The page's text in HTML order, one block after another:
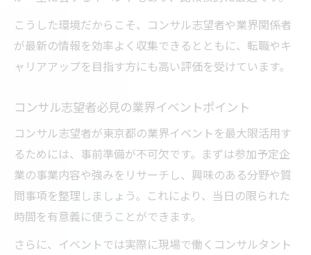
コンサル業界イベントで得るスキルアップ
術
キャリア形成に効くコンサルイベント体験
業界イベントで広がるコンサルネットワー
ク
コンサルの専門性が際立つ東京都内イベントガ
イド
専門性が高いコンサルイベントの選び方
東京都内で注目のコンサル専門イベントと
は
こうした環境だからこそ、コンサル志望者や業界関係者
が最新の情報を効率よく収集できるとともに、転職やキ
ャリアアップを目指す方にも高い評価を受けています。
コンサル志望者必見の業界イベントポイント
コンサル志望者が東京都の業界イベントを最大限活用す
るためには、事前準備が不可欠です。まずは参加予定企
業の事業内容や強みをリサーチし、興味のある分野や質
問事項を整理しましょう。これにより、当日の限られた
時間を有意義に使うことができます。
さらに、イベントでは実際に現場で働くコンサルタント